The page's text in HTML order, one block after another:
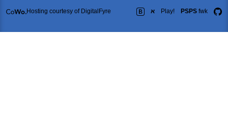
Hosting courtesy of DigitalFyre א Play! PSPS